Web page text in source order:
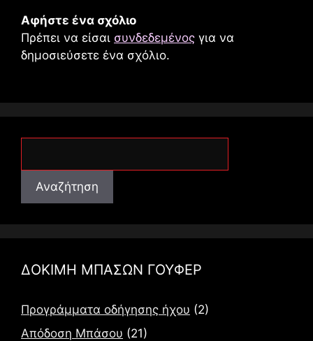
Αφήστε ένα σχόλιο
Πρέπει να είσαι συνδεδεμένος για να
δημοσιεύσετε ένα σχόλιο.
Αναζήτηση
ΔΟΚΙΜΗ ΜΠΑΣΩΝ ΓΟΥΦΕΡ
Προγράμματα οδήγησης ήχου (2)
Απόδοση Μπάσου (21)